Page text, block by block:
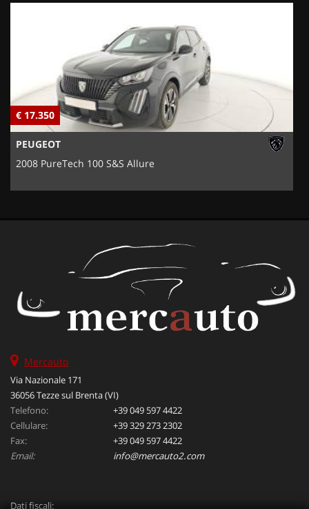
€ 17.350
PEUGEOT
2008 PureTech 100 S&S Allure
Mercauto
Via Nazionale 171
36056 Tezze sul Brenta (VI)
Telefono:
+39 049 597 4422
Cellulare:
+39 329 273 2302
Fax:
+39 049 597 4422
Email:
info@mercauto2.com
Dati fiscali: